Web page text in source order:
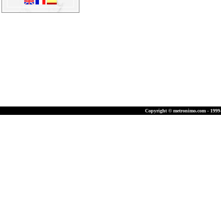
Copyright © metronimo.com -